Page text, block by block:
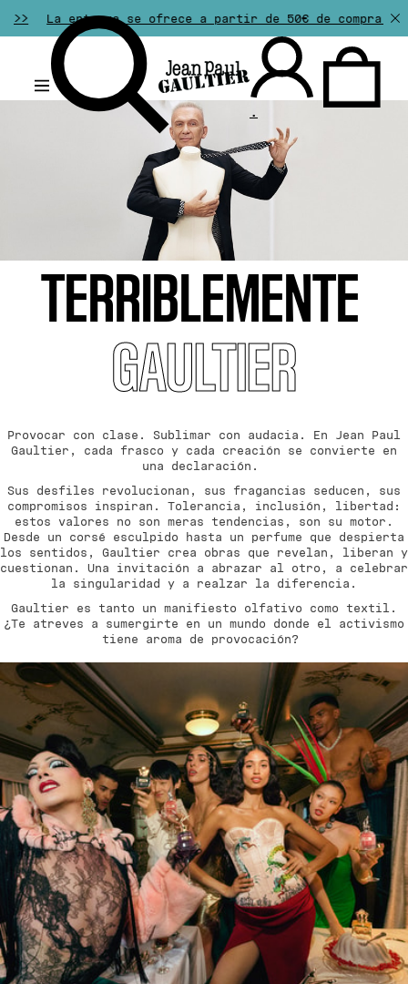
ofrece a partir de 50€ de compra. Las devoluciones
.
TERRIBLEMENTE
GAULTIER
Provocar con clase. Sublimar con audacia. En Jean Paul
Gaultier, cada frasco y cada creación se convierte en
una declaración.
Sus desfiles revolucionan, sus fragancias seducen, sus
compromisos inspiran. Tolerancia, inclusión, libertad:
estos valores no son meras tendencias, son su motor.
Desde un corsé esculpido hasta un perfume que despierta
los sentidos, Gaultier crea obras que revelan, liberan y
cuestionan. Una invitación a abrazar al otro, a celebrar
la singularidad y a realzar la diferencia.
Gaultier es tanto un manifiesto olfativo como textil.
¿Te atreves a sumergirte en un mundo donde el activismo
tiene aroma de provocación?